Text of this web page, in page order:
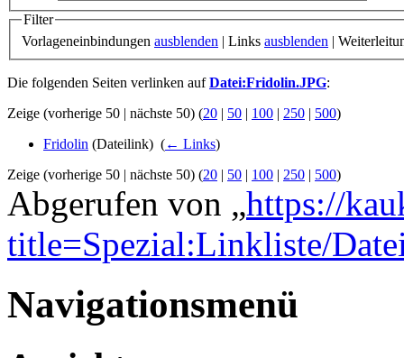
Filter
Vorlageneinbindungen ausblenden | Links ausblenden |
Die folgenden Seiten verlinken aufDatei:Fridolin.JPG:
Zeige (vorherige 50 | nächste 50) (20 | 50 | 100 | 250 | 500)
Fridolin (Dateilink) ‎ (← Links)
Zeige (vorherige 50 | nächste 50) (20 | 50 | 100 | 250 | 500)
Abgerufen von „https://
title=Spezial:Linkliste/
Navigationsmenü